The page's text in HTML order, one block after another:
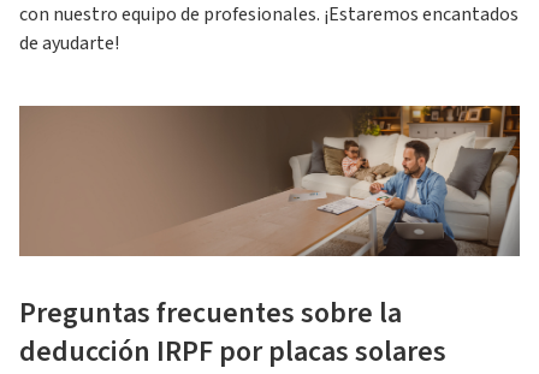
con nuestro equipo de profesionales. ¡Estaremos encantados
de ayudarte!
Preguntas frecuentes sobre la
deducción IRPF por placas solares